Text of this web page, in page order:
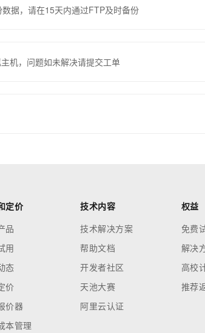
据，请在15天内通过FTP及时备份
机，问题如未解决请提交工单